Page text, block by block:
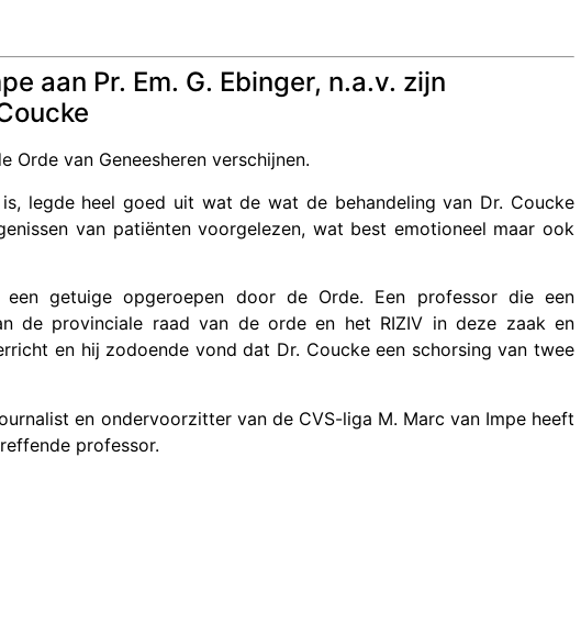
aan Pr. Em. G. Ebinger, n.a.v. zijn
Orde van Geneesheren verschijnen.
legde heel goed uit wat de wat de behandeling van Dr. Coucke
van patiënten voorgelezen, wat best emotioneel maar ook
getuige opgeroepen door de Orde. Een professor die een
de provinciale raad van de orde en het RIZIV in deze zaak en
en hij zodoende vond dat Dr. Coucke een schorsing van twee
en ondervoorzitter van de CVS-liga M. Marc van Impe heeft
professor.